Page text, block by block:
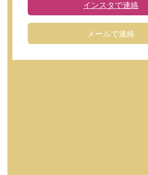
インスタで連絡
メールで連絡